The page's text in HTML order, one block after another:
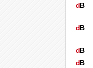
dB
dB
dB
dB